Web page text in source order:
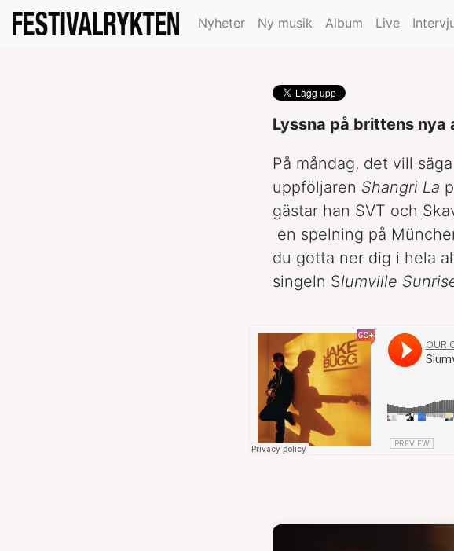
Nyheter Ny musik Album Live
Lyssna på brittens nya
På måndag, det vill
uppföljaren Shangri La
gästar han SVT och
en spelning på
du gotta ner dig i hela
singeln Slumville